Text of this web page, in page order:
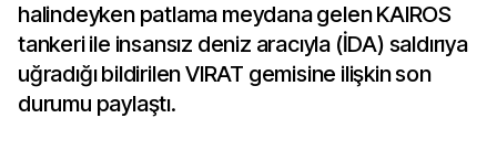
halindeyken patlama meydana gelen KAIROS
tankeri ile insansız deniz aracıyla (İDA) saldırıya
uğradığı bildirilen VIRAT gemisine ilişkin son
durumu paylaştı.